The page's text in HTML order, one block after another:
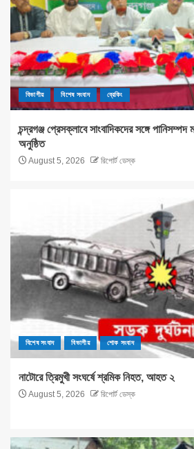
বিভাগীয় বিশেষ সংবাদ ব্রেকিং
চন্দ্রগঞ্জ প্রেসক্লাবে সাংবাদিকদের সঙ্গে পানিসম্পদ
অনুষ্ঠিত
August 5, 2026 রিপোর্ট ডেস্ক
বিশেষ সংবাদ বিভাগীয় শোক সংবাদ
নাটোরে ত্রিমুখী সংঘর্ষে শ্রমিক নিহত, আহত ২
August 5, 2026 রিপোর্ট ডেস্ক